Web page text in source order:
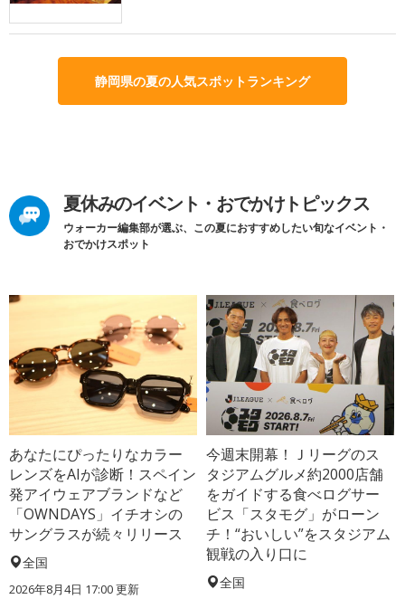
静岡県の夏の人気スポットランキング
夏休みのイベント・おでかけトピックス
ウォーカー編集部が選ぶ、この夏におすすめしたい旬なイベント・
おでかけスポット
あなたにぴったりなカラー
レンズをAIが診断！スペイン
発アイウェアブランドなど
「OWNDAYS」イチオシの
サングラスが続々リリース
全国
2026年8月4日 17:00更新
今週末開幕！Ｊリーグのス
タジアムグルメ約2000店舗
をガイドする食べログサー
ビス「スタモグ」がローン
チ！“おいしい”をスタジアム
観戦の入り口に
全国